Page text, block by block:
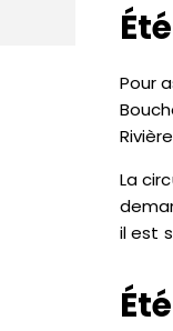
Pour
La
il est